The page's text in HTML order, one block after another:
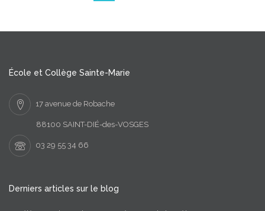
École et Collège Sainte-Marie
17 avenue de Robache
88100 SAINT-DIÉ-des-VOSGES
03 29 55 34 66
Derniers articles sur le blog